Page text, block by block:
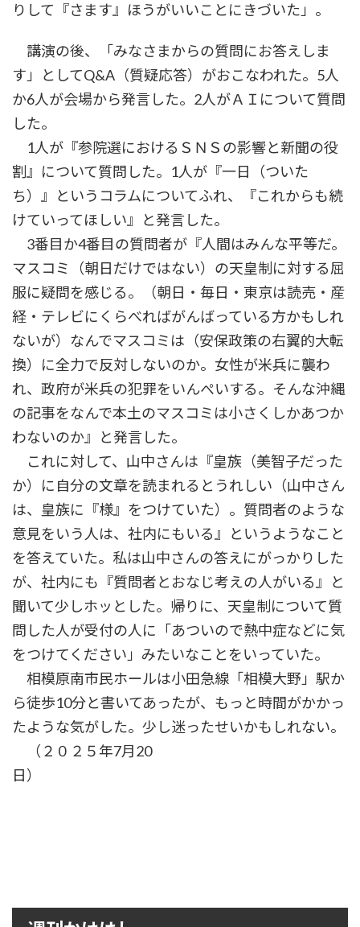
りして『さます』ほうがいいことにきづいた」。
講演の後、「みなさまからの質問にお答えしま
す」としてQ&A（質疑応答）がおこなわれた。5人
か6人が会場から発言した。2人がＡＩについて質問
した。
1人が『参院選におけるＳＮＳの影響と新聞の役
割』について質問した。1人が『一日（ついた
ち）』というコラムについてふれ、『これからも続
けていってほしい』と発言した。
3番目か4番目の質問者が『人間はみんな平等だ。
マスコミ（朝日だけではない）の天皇制に対する屈
服に疑問を感じる。（朝日・毎日・東京は読売・産
経・テレビにくらべればがんばっている方かもしれ
ないが）なんでマスコミは（安保政策の右翼的大転
換）に全力で反対しないのか。女性が米兵に襲わ
れ、政府が米兵の犯罪をいんぺいする。そんな沖縄
の記事をなんで本土のマスコミは小さくしかあつか
わないのか』と発言した。
これに対して、山中さんは『皇族（美智子だった
か）に自分の文章を読まれるとうれしい（山中さん
は、皇族に『様』をつけていた）。質問者のような
意見をいう人は、社内にもいる』というようなこと
を答えていた。私は山中さんの答えにがっかりした
が、社内にも『質問者とおなじ考えの人がいる』と
聞いて少しホッとした。帰りに、天皇制について質
問した人が受付の人に「あついので熱中症などに気
をつけてください」みたいなことをいっていた。
相模原南市民ホールは小田急線「相模大野」駅か
ら徒歩10分と書いてあったが、もっと時間がかかっ
たような気がした。少し迷ったせいかもしれない。
（２０２５年7月20
日）